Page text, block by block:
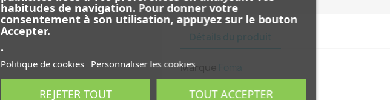
habitudes de navigation. Pour donner votre
consentement à son utilisation, appuyez sur le bouton
Accepter.
.
Politique de cookies Personnaliser les cookies
REJETER TOUT TOUT ACCEPTER
Marque